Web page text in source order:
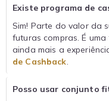
Existe programa de
Sim! Parte do valor da
futuras compras. É
ainda mais a
de Cashback.
Posso usar conjunto